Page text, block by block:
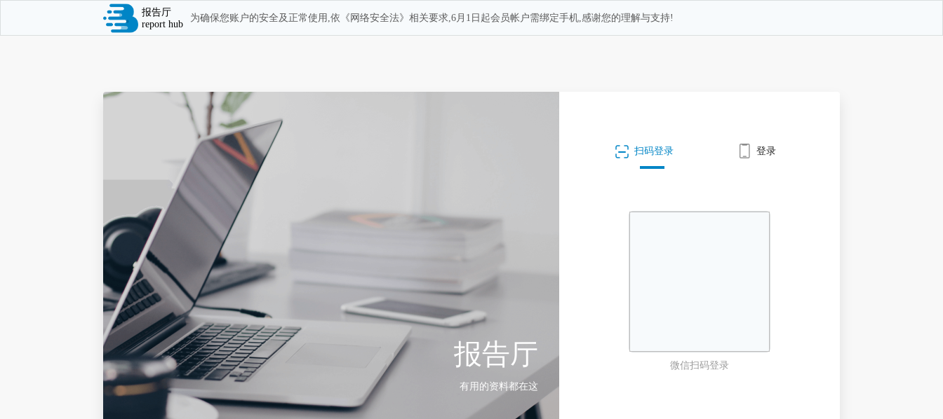
报告厅
report hub
为确保您账户的安全及正常使用,依《网络安全法》相关要求,6月1日起会员帐户需绑定手机,感谢您的理解与支持!
报告厅
有用的资料都在这
扫码登录 登录
微信扫码登录